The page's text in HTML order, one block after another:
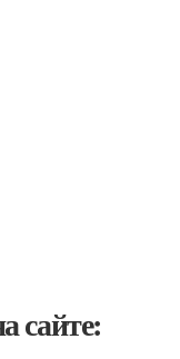
сайте: